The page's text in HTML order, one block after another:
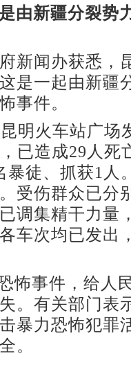
由新疆分裂势
闻办获悉，昆
是一起由新疆
事件。
火车站广场
已造成29人死
暴徒、抓获1人
受伤群众已分
调集精干力量
车次均已发出
事件，给人
。有关部门表
暴力恐怖犯罪
。